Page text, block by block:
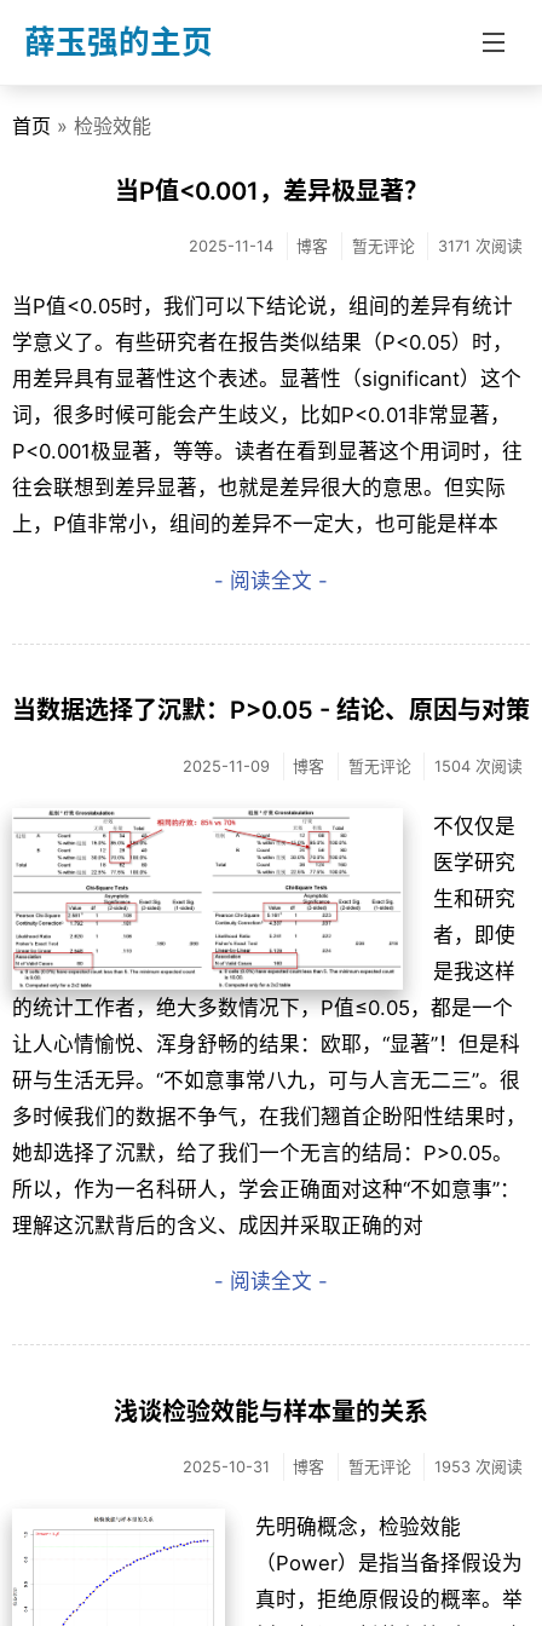
薛玉强的主页
分类
博客
文章
关于我
首页 » 检验效能
当P值<0.001，差异极显著？
2025-11-14 博客 暂无评论 3171 次阅读
当P值<0.05时，我们可以下结论说，组间的差异有统计
学意义了。有些研究者在报告类似结果（P<0.05）时，
用差异具有显著性这个表述。显著性（significant）这个
词，很多时候可能会产生歧义，比如P<0.01非常显著，
P<0.001极显著，等等。读者在看到显著这个用词时，往
往会联想到差异显著，也就是差异很大的意思。但实际
上，P值非常小，组间的差异不一定大，也可能是样本
- 阅读全文 -
当数据选择了沉默：P>0.05 - 结论、原因与对策
2025-11-09 博客 暂无评论 1504 次阅读
不仅仅是
医学研究
生和研究
者，即使
是我这样
的统计工作者，绝大多数情况下，P值≤0.05，都是一个
让人心情愉悦、浑身舒畅的结果：欧耶，“显著”！但是科
研与生活无异。“不如意事常八九，可与人言无二三”。很
多时候我们的数据不争气，在我们翘首企盼阳性结果时，
她却选择了沉默，给了我们一个无言的结局：P>0.05。
所以，作为一名科研人，学会正确面对这种“不如意事”：
理解这沉默背后的含义、成因并采取正确的对
- 阅读全文 -
浅谈检验效能与样本量的关系
2025-10-31 博客 暂无评论 1953 次阅读
先明确概念，检验效能
（Power）是指当备择假设为
真时，拒绝原假设的概率。举